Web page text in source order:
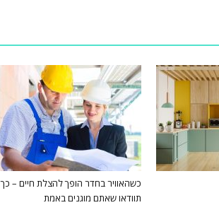
כשהאוויר בחדר הופך להצלת חיים – כך
תוודאו שאתם מוגנים באמת